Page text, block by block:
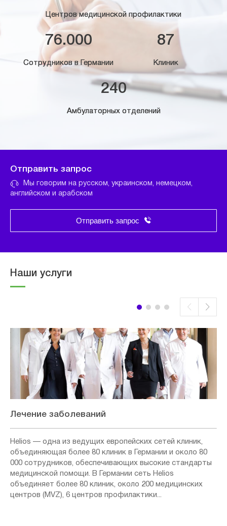
Центров медицинской профилактики
76.000
Сотрудников в Германии
87
Клиник
240
Амбулаторных отделений
Отправить запрос
Мы говорим на русском, украинском, немецком,
английском и арабском
Отправить запрос
Наши услуги
Лечение заболеваний
Helios — одна из ведущих европейских сетей клиник,
объединяющая более 80 клиник в Германии и около 80
000 сотрудников, обеспечивающих высокие стандарты
медицинской помощи. В Германии сеть Helios
объединяет более 80 клиник, около 200 медицинских
центров (MVZ), 6 центров профилактики...